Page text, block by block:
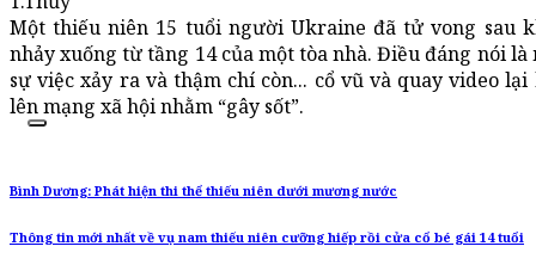
Một thiếu niên 15 tuổi người Ukraine đã tử vong sau
nhảy xuống từ tầng 14 của một tòa nhà. Điều đáng nói
sự việc xảy ra và thậm chí còn... cổ vũ và quay video
lên mạng xã hội nhằm “gây sốt”.
Bình Dương: Phát hiện thi thể thiếu niên dưới mương nước
Thông tin mới nhất về vụ nam thiếu niên cưỡng hiếp rồi cửa cổ bé gái 14 tuổi